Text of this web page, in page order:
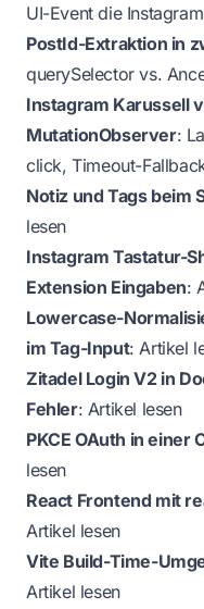
UI-Event die
PostId-Extraktion in
querySelector vs.
Instagram Karussell
MutationObserver:
click, Timeout-
Notiz und Tags beim
lesen
Instagram Tastatur-
Extension Eingaben:
Lowercase-
im Tag-Input: Artikel
Zitadel Login V2 in
Fehler: Artikel lesen
PKCE OAuth in einer
lesen
React Frontend mit
Artikel lesen
Vite Build-Time-
Artikel lesen